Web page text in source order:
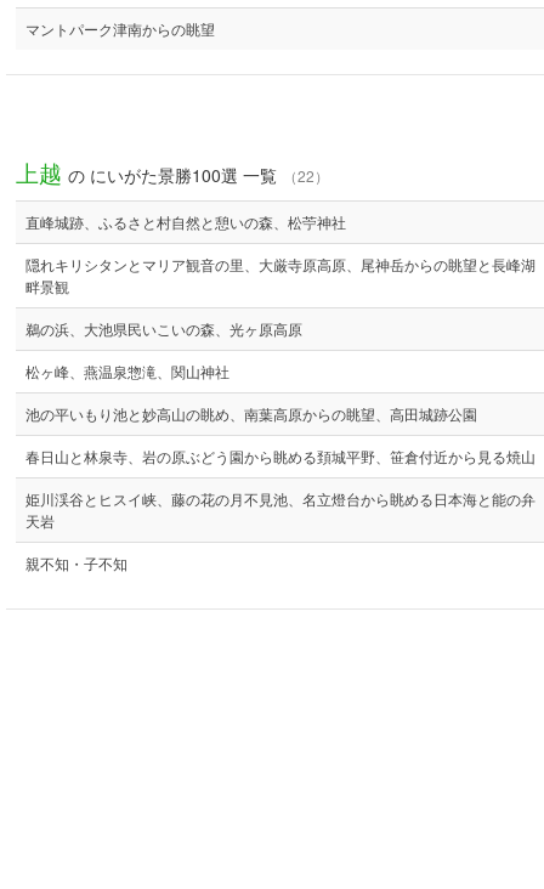
マントパーク津南からの眺望
上越 の にいがた景勝100選 一覧 （22）
直峰城跡、ふるさと村自然と憩いの森、松苧神社
隠れキリシタンとマリア観音の里、大厳寺原高原、尾神岳からの眺望と長峰湖
畔景観
鵜の浜、大池県民いこいの森、光ヶ原高原
松ヶ峰、燕温泉惣滝、関山神社
池の平いもり池と妙高山の眺め、南葉高原からの眺望、高田城跡公園
春日山と林泉寺、岩の原ぶどう園から眺める頚城平野、笹倉付近から見る焼山
姫川渓谷とヒスイ峡、藤の花の月不見池、名立燈台から眺める日本海と能の弁
天岩
親不知・子不知